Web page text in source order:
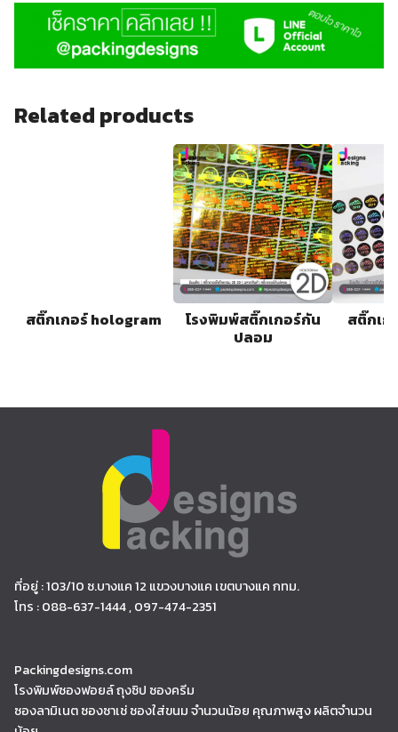
Related products
สติ๊กเกอร์ hologram
โรงพิมพ์สติ๊กเกอร์กัน
ปลอม
สติ๊กเก
ที่อยู่ : 103/10 ซ.บางแค 12 แขวงบางแค เขตบางแค กทม.
โทร : 088-637-1444 , 097-474-2351
Packingdesigns.com
โรงพิมพ์ซองฟอยล์ ถุงซิป ซองครีม
ซองลามิเนต ซองซาเช่ ซองใส่ขนม จำนวนน้อย คุณภาพสูง ผลิตจำนวน